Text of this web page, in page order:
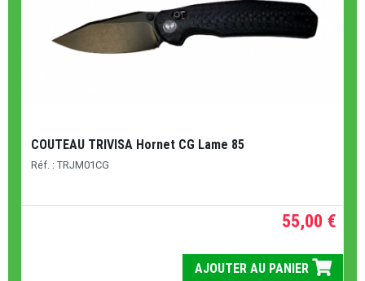
COUTEAU TRIVISA Hornet CG Lame 85
Réf. : TRJM01CG
55,00 €
AJOUTER AU PANIER